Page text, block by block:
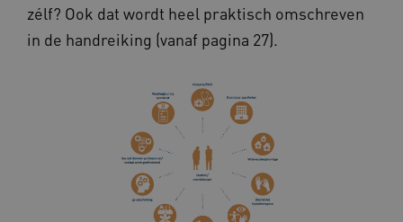
zélf? Ook dat wordt heel praktisch omschreven
in de handreiking (vanaf pagina 27).
vilans.blueconic.net